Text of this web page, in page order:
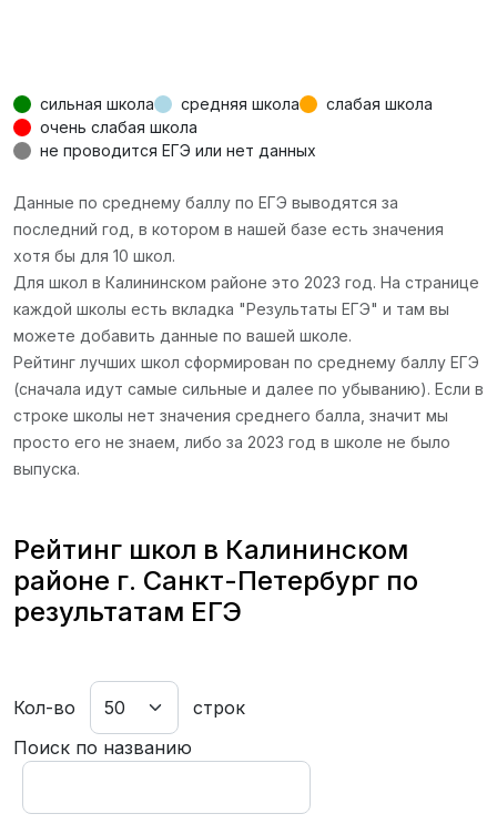
сильная школа средняя школа
слабая школа
очень слабая школа
не проводится ЕГЭ или нет данных
Данные по среднему баллу по ЕГЭ выводятся за
последний год, в котором в нашей базе есть значения
хотя бы для 10 школ.
Для школ в Калининском районе это 2023 год. На странице
каждой школы есть вкладка "Результаты ЕГЭ" и там вы
можете добавить данные по вашей школе.
Рейтинг лучших школ сформирован по среднему баллу ЕГЭ
(сначала идут самые сильные и далее по убыванию). Если в
строке школы нет значения среднего балла, значит мы
просто его не знаем, либо за 2023 год в школе не было
выпуска.
Рейтинг школ в Калининском
районе г. Санкт-Петербург по
результатам ЕГЭ
Кол-во
строк
Поиск по названию